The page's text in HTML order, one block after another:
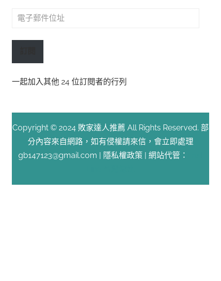
電
郵
址
一起加入其他 24 位訂閱者的行列
Copyright © 2024 敗家達人推薦 All Rights Reserved. 部
分內容來自網路，如有侵權請來信，會立即處理
gb147123@gmail.com | 隱私權政策 | 網站代管：